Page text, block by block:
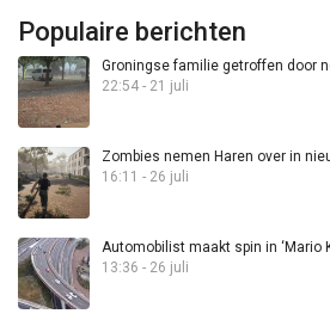
Populaire berichten
Groningse familie getroffen door
22:54 - 21 juli
Zombies nemen Haren over in
16:11 - 26 juli
Automobilist maakt spin in ‘Mario
13:36 - 26 juli